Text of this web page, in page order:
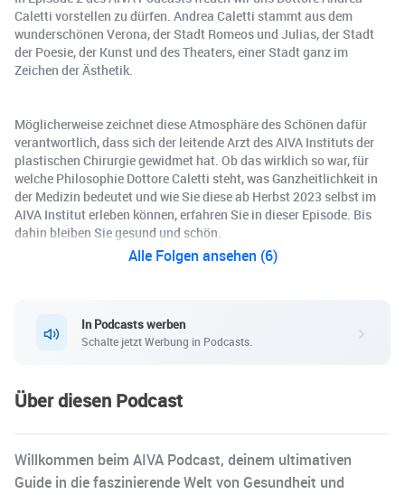
Caletti vorstellen zu dürfen. Andrea Caletti stammt aus dem
wunderschönen Verona, der Stadt Romeos und Julias, der Stadt
der Poesie, der Kunst und des Theaters, einer Stadt ganz im
Zeichen der Ästhetik.
Möglicherweise zeichnet diese Atmosphäre des Schönen dafür
verantwortlich, dass sich der leitende Arzt des AIVA Instituts der
plastischen Chirurgie gewidmet hat. Ob das wirklich so war, für
welche Philosophie Dottore Caletti steht, was Ganzheitlichkeit in
der Medizin bedeutet und wie Sie diese ab Herbst 2023 selbst im
AIVA Institut erleben können, erfahren Sie in dieser Episode. Bis
dahin bleiben Sie gesund und schön.
Alle Folgen ansehen (6)
In Podcasts werben
Schalte jetzt Werbung in Podcasts.
Über diesen Podcast
Willkommen beim AIVA Podcast, deinem ultimativen
Guide in die faszinierende Welt von Gesundheit und